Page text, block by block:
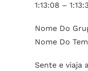
1:13:08 –
Nome Do
Nome Do
Sente e viaja